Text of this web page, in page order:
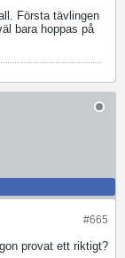
Första tävlingen
bara hoppas på
#665
provat ett riktigt?